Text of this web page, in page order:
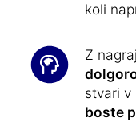
koli
Z
stvari v
boste